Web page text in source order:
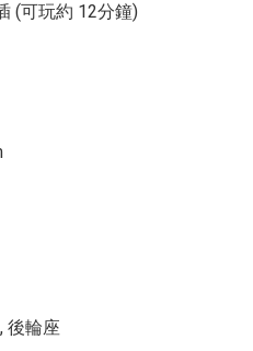
(可玩約 12分鐘)
後輪座